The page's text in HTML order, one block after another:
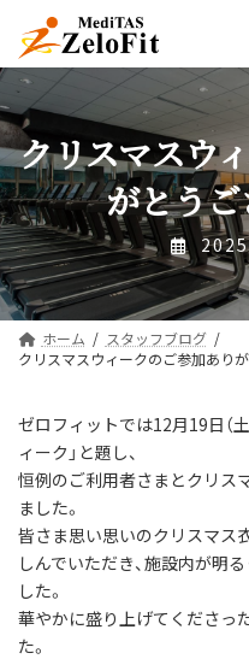
ン
ツ
へ
ス
キ
ッ
プ
ー
シ
ョ
ン
に
移
動
クリスマスウ
がとうご
ホーム
スタッフブログ
クリスマスウィークのご参加あり
ゼロフィットでは12月19日（土
ィーク」と題し、
恒例のご利用者さまとクリス
ました。
皆さま思い思いのクリスマス
しんでいただき、施設内が明
した。
華やかに盛り上げてくださっ
た。